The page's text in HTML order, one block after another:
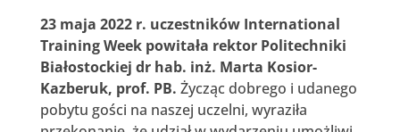
23 maja 2022 r. uczestników International
Training Week powitała rektor Politechniki
Białostockiej dr hab. inż. Marta Kosior-
Kazberuk, prof. PB. Życząc dobrego i udanego
pobytu gości na naszej uczelni, wyraziła